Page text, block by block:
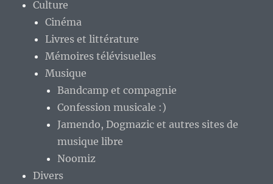
Culture
Cinéma
Livres et littérature
Mémoires télévisuelles
Musique
Bandcamp et compagnie
Confession musicale :)
Jamendo, Dogmazic et autres sites de
musique libre
Noomiz
Divers